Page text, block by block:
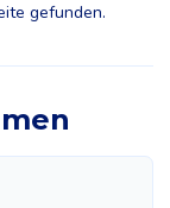
gefunden.